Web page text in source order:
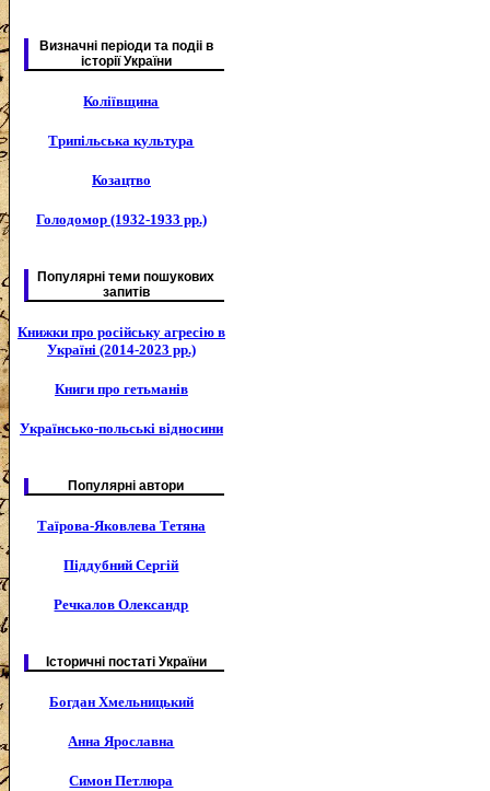
Визначні періоди та подіі в
історії України
Коліївщина
Трипільська культура
Козацтво
Голодомор (1932-1933 рр.)
Популярні теми пошукових
запитів
Книжки про російську агресію в
Україні (2014-2023 рр.)
Книги про гетьманів
Українсько-польські відносини
Популярні автори
Таїрова-Яковлева Тетяна
Піддубний Сергій
Речкалов Олександр
Історичні постаті України
Богдан Хмельницький
Анна Ярославна
Симон Петлюра